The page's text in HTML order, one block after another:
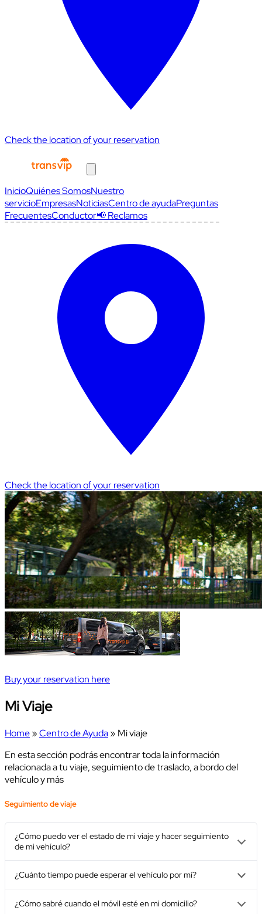
Check the location of your reservation
InicioQuiénes SomosNuestro
servicioEmpresasNoticiasCentro de ayudaPreguntas
FrecuentesConductor📢 Reclamos
Check the location of your reservation
Buy your reservation here
Mi Viaje
Home»Centro de Ayuda» Mi viaje
En esta sección podrás encontrar toda la información
relacionada a tu viaje, seguimiento de traslado, a bordo del
vehículo y más
Seguimiento de viaje
¿Cómo puedo ver el estado de mi viaje y hacer seguimiento
de mi vehículo?
¿Cuánto tiempo puede esperar el vehículo por mí?
¿Cómo sabré cuando el móvil esté en mi domicilio?